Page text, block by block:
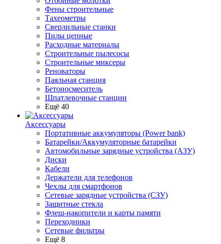
Фены строительные
Тахеометры
Сверлильные станки
Пилы цепные
Расходные материалы
Строительные пылесосы
Строительные миксеры
Реноваторы
Паяльная станция
Бетоносмеситель
Шпатлевочные станции
Ещё 40
Аксессуары
Портативные аккумуляторы (Power bank)
Батарейки/Аккумуляторные батарейки
Автомобильные зарядные устройства (АЗУ)
Диски
Кабели
Держатели для телефонов
Чехлы для смартфонов
Сетевые зарядные устройства (СЗУ)
Защитные стекла
Флеш-накопители и карты памяти
Переходники
Сетевые фильтры
Ещё 8